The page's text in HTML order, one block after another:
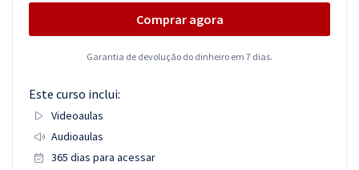
Comprar agora
Garantia de devolução do dinheiro em 7 dias.
Este curso inclui:
Videoaulas
Audioaulas
365 dias para acessar